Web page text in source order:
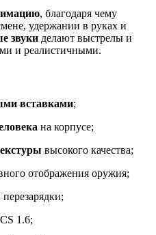
, благодаря чему
удержании в руках и
звуки делают выстрелы и
и реалистичными.
вставками;
на корпусе;
высокого качества;
отображения оружия;
1.6;